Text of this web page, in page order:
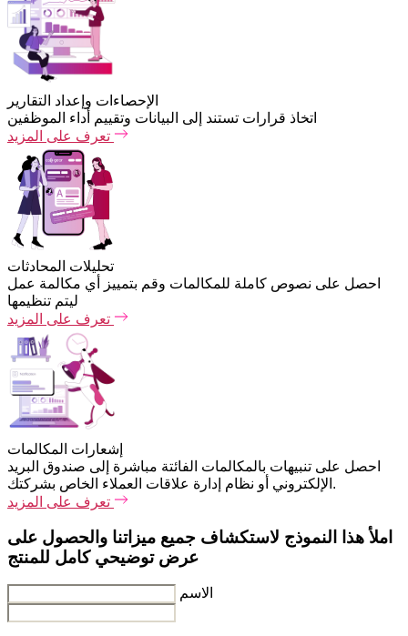
الإحصاءات وإعداد التقارير
اتخاذ قرارات تستند إلى البيانات وتقييم أداء الموظفين
تحليلات المحادثات
احصل على نصوص كاملة للمكالمات وقم بتمييز أي مكالمة عمل
ليتم تنظيمها
إشعارات المكالمات
احصل على تنبيهات بالمكالمات الفائتة مباشرة إلى صندوق البريد
الإلكتروني أو نظام إدارة علاقات العملاء الخاص بشركتك.
املأ هذا النموذج لاستكشاف جميع ميزاتنا والحصول على
عرض توضيحي كامل للمنتج
الاسم